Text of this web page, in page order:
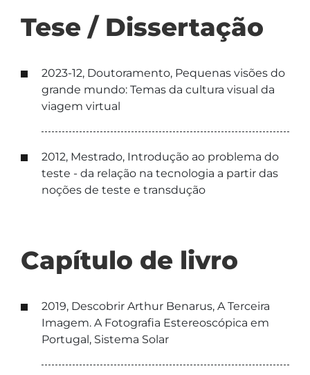
Tese / Dissertação
2023-12, Doutoramento, Pequenas visões do
grande mundo: Temas da cultura visual da
viagem virtual
2012, Mestrado, Introdução ao problema do
teste - da relação na tecnologia a partir das
noções de teste e transdução
Capítulo de livro
2019, Descobrir Arthur Benarus, A Terceira
Imagem. A Fotografia Estereoscópica em
Portugal, Sistema Solar